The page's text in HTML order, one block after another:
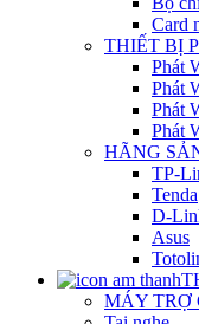
Card
THIẾT BỊ
Phát
Phát
Phát
Phát
HÃNG
TP-
Tenda
D-
Asus
MÁY TRỢ